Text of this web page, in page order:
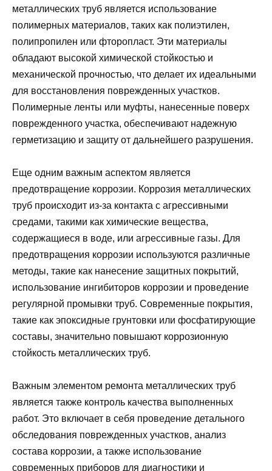
металлических труб является использование
полимерных материалов, таких как полиэтилен,
полипропилен или фторопласт. Эти материалы
обладают высокой химической стойкостью и
механической прочностью, что делает их идеальными
для восстановления поврежденных участков.
Полимерные ленты или муфты, нанесенные поверх
поврежденного участка, обеспечивают надежную
герметизацию и защиту от дальнейшего разрушения.
Еще одним важным аспектом является
предотвращение коррозии. Коррозия металлических
труб происходит из-за контакта с агрессивными
средами, такими как химические вещества,
содержащиеся в воде, или агрессивные газы. Для
предотвращения коррозии используются различные
методы, такие как нанесение защитных покрытий,
использование ингибиторов коррозии и проведение
регулярной промывки труб. Современные покрытия,
такие как эпоксидные грунтовки или фосфатирующие
составы, значительно повышают коррозионную
стойкость металлических труб.
Важным элементом ремонта металлических труб
является также контроль качества выполненных
работ. Это включает в себя проведение детального
обследования поврежденных участков, анализ
состава коррозии, а также использование
современных приборов для диагностики и